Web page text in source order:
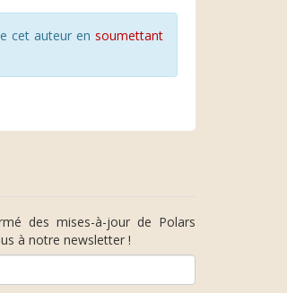
cet auteur en soumettant
des mises-à-jour de Polars
à notre newsletter !